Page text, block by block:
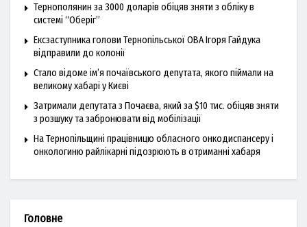
Тернополянин за 3000 доларів обіцяв зняти з обліку в
системі “Оберіг”
Ексзаступника голови Тернопільської ОВА Ігоря Гайдука
відправили до колонії
Стало відоме ім’я почаївського депутата, якого піймали на
великому хабарі у Києві
Затримали депутата з Почаєва, який за $10 тис. обіцяв зняти
з розшуку та забронювати від мобілізації
На Тернопільщині працівницю обласного онкодиспансеру і
онкологиню райлікарні підозрюють в отриманні хабаря
Головне